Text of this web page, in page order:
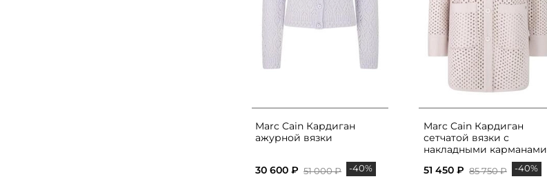
Marc Cain Кардиган
ажурной вязки
30 600 ₽ 51 000 ₽ -40%
Marc Cain Кардиган
сетчатой вязки с
накладными карманами
51 450 ₽ 85 750 ₽ -40%